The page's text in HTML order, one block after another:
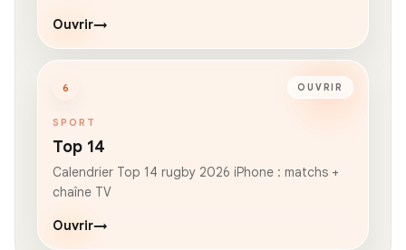
Ouvrir→
6 OUVRIR
SPORT
Top 14
Calendrier Top 14 rugby 2026 iPhone : matchs +
chaîne TV
Ouvrir→